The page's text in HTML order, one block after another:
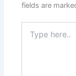
fields are
here..